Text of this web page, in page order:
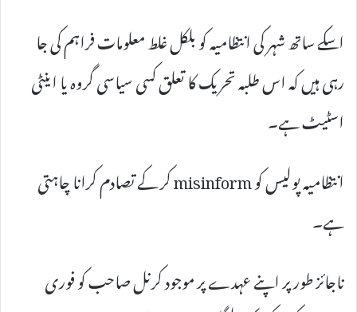
اسکے ساتھ شہر کی انتظامیہ کو بلکل غلط معلومات فراہم کی جا
رہی ہیں کہ اس طلبہ تحریک کا تعلق کسی سیاسی گروہ یا اینٹی
اسٹیٹ ہے۔
انتظامیہ پولیس کو misinform کر کے تصادم کرانا چاہتی
ہے۔
ناجائز طور پر اپنے عہدے پر موجود کرنل صاحب کو فوری